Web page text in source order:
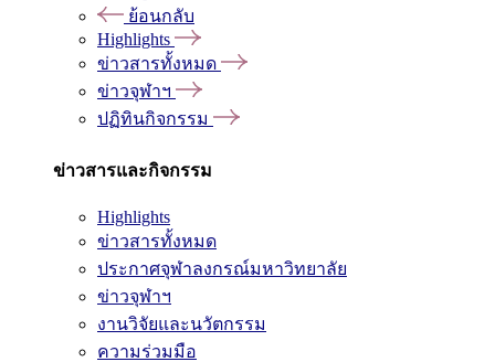
ย้อนกลับ
Highlights
ข่าวสารทั้งหมด
ข่าวจุฬาฯ
ปฏิทินกิจกรรม
ข่าวสารและกิจกรรม
Highlights
ข่าวสารทั้งหมด
ประกาศจุฬาลงกรณ์มหาวิทยาลัย
ข่าวจุฬาฯ
งานวิจัยและนวัตกรรม
ความร่วมมือ